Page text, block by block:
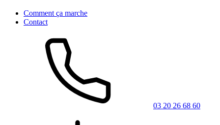
Comment ça marche
Contact
03 20 26 68 60